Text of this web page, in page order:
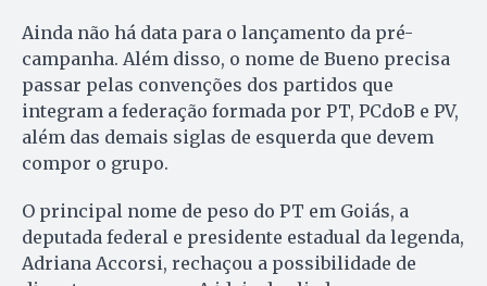
Ainda não há data para o lançamento da pré-
campanha. Além disso, o nome de Bueno precisa
passar pelas convenções dos partidos que
integram a federação formada por PT, PCdoB e PV,
além das demais siglas de esquerda que devem
compor o grupo.
O principal nome de peso do PT em Goiás, a
deputada federal e presidente estadual da legenda,
Adriana Accorsi, rechaçou a possibilidade de